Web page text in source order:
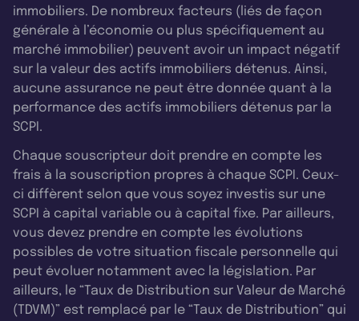
immobiliers. De nombreux facteurs (liés de façon
générale à l’économie ou plus spécifiquement au
marché immobilier) peuvent avoir un impact négatif
sur la valeur des actifs immobiliers détenus. Ainsi,
aucune assurance ne peut être donnée quant à la
performance des actifs immobiliers détenus par la
SCPI.
Chaque souscripteur doit prendre en compte les
frais à la souscription propres à chaque SCPI. Ceux-
ci diffèrent selon que vous soyez investis sur une
SCPI à capital variable ou à capital fixe. Par ailleurs,
vous devez prendre en compte les évolutions
possibles de votre situation fiscale personnelle qui
peut évoluer notamment avec la législation. Par
ailleurs, le “Taux de Distribution sur Valeur de Marché
(TDVM)” est remplacé par le “Taux de Distribution” qui